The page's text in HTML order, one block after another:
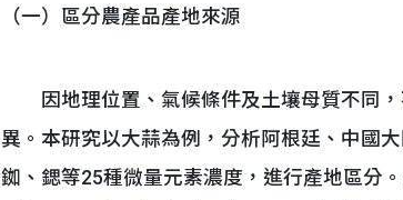
（一）區分農產品產地來源
因地理位置、氣候條件及土壤母質不同，
異。本研究以大蒜為例，分析阿根廷、中國
銣、鍶等25種微量元素濃度，進行產地區分。